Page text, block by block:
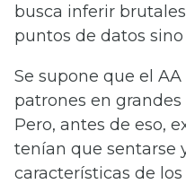
busca inferir
puntos de datos
Se supone que el
patrones en
Pero, antes de eso,
tenían que sentarse
características de